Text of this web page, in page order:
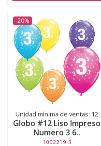
-20%
Unidad mínima de ventas: 12
Globo #12 Liso Impreso
Numero 3 6..
1002219-3